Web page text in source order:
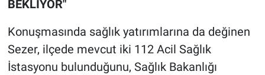
BEKLİYOR"
Konuşmasında sağlık yatırımlarına da değinen
Sezer, ilçede mevcut iki 112 Acil Sağlık
İstasyonu bulunduğunu, Sağlık Bakanlığı